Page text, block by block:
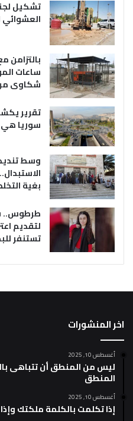
تشكيل
العشوائي
بالتزامن
ساعات
شكاوى من
تقرير
سوريا هي
وسط
بغية
طرطوس..
لتقديم
تستنفر
اخر المنشورات
أغسطس 10, 2025
ليس من المنطق أن تتباهى
المنطق
أغسطس 10, 2025
إذا تكلمت بالكلمة ملكتك